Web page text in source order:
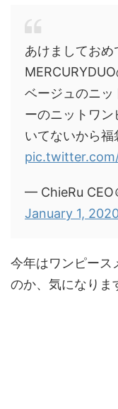
あけましてお
ベージュのニ
ーのニットワ
いてないから福
— ChieRu CEO
January 1,
今年はワンピース
のか、気になりま